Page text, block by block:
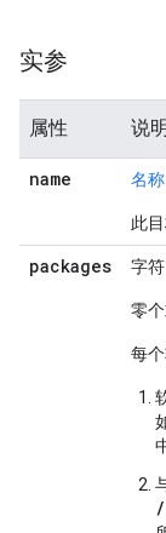
实参
属性 说
name 名称
此
packages 字
零
每